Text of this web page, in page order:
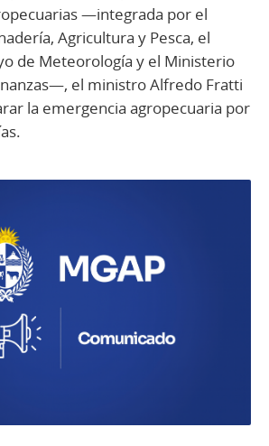
—integrada por el
Agricultura y Pesca, el
de Meteorología y el Ministerio
el ministro Alfredo Fratti
la emergencia agropecuaria por